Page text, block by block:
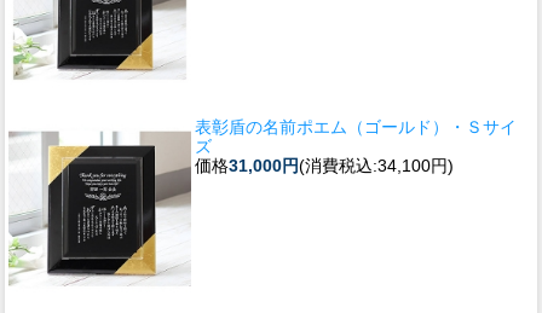
表彰盾の名前ポエム（ゴールド）・Ｓサイ
ズ
価格31,000円(消費税込:34,100円)